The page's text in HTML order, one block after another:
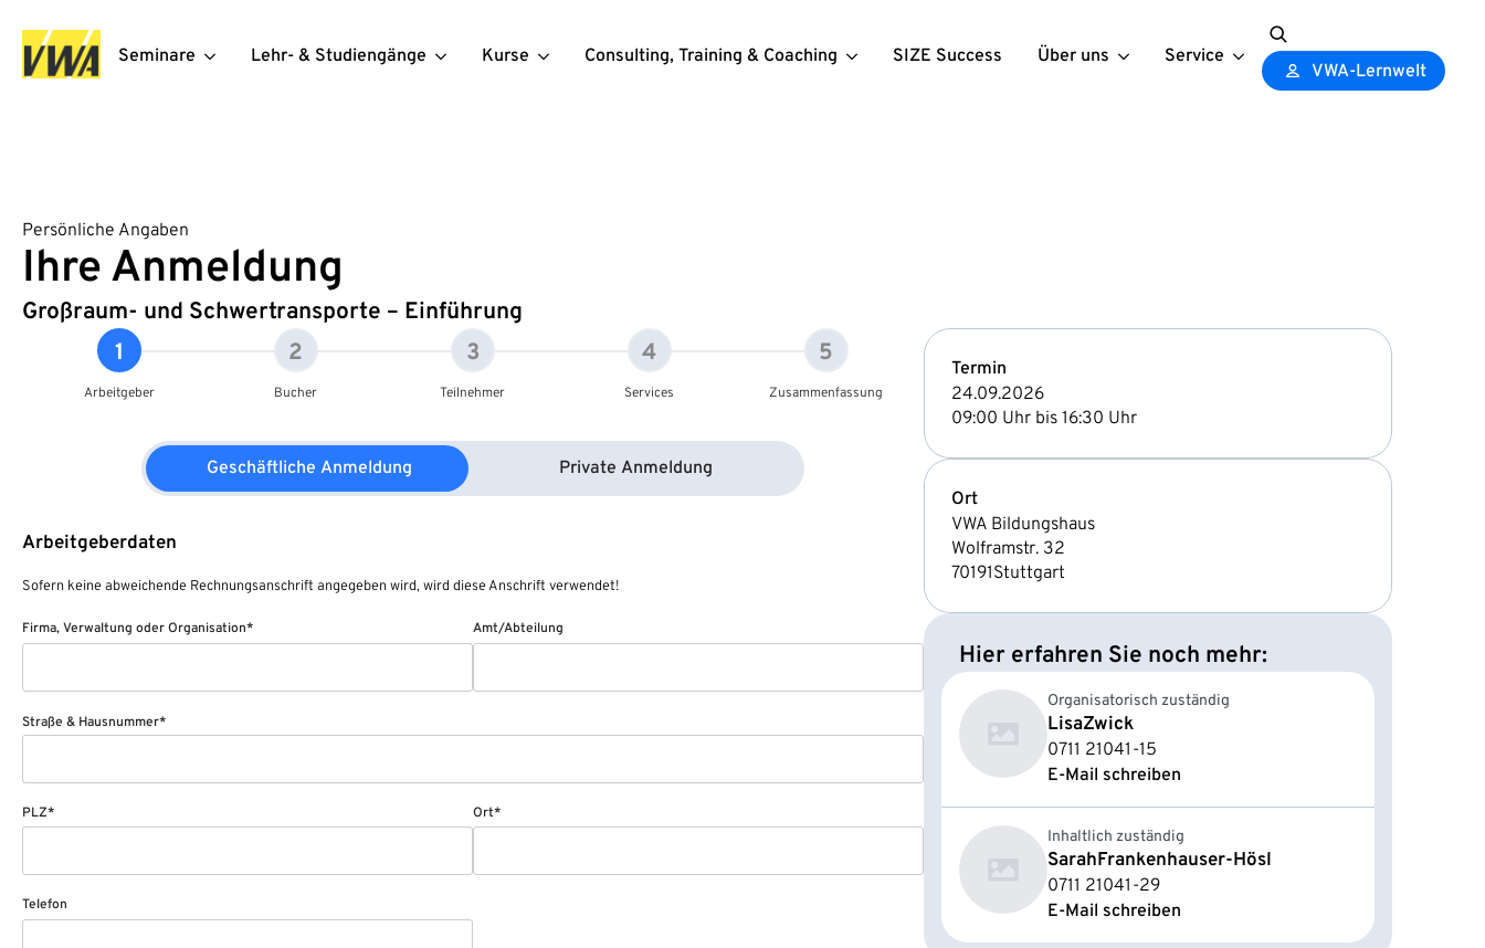
Seminare Lehr- & Studiengänge Kurse Consulting, Training & Coaching SIZE Success Über uns Service
Search
for:
VWA-Lernwelt
Persönliche Angaben
Ihre Anmeldung
Großraum- und Schwertransporte – Einführung
1
Arbeitgeber
2
Bucher
3
Teilnehmer
4
Services
5
Zusammenfassung
Geschäftliche Anmeldung Private Anmeldung
Arbeitgeberdaten
Sofern keine abweichende Rechnungsanschrift angegeben wird, wird diese Anschrift verwendet!
Firma, Verwaltung oder Organisation* Amt/Abteilung
Straße & Hausnummer*
PLZ* Ort*
Telefon
Termin
24.09.2026
09:00 Uhr bis 16:30 Uhr
Ort
VWA Bildungshaus
Wolframstr. 32
70191Stuttgart
Hier erfahren Sie noch mehr:
Organisatorisch zuständig
LisaZwick
0711 21041-15
E-Mail schreiben
Inhaltlich zuständig
SarahFrankenhauser-Hösl
0711 21041-29
E-Mail schreiben